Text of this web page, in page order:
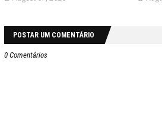
POSTAR UM COMENTÁRIO
0 Comentários